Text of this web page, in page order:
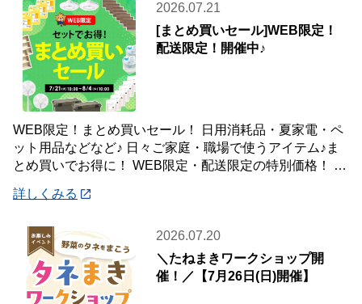
2026.07.21
[まとめ買いセール]WEB限定！
配送限定！開催中♪
WEB限定！まとめ買いセール！ 日用消耗品・夏家電・ペ
ット用品などなど♪ 日々ご家庭・職場で使うアイテム♪ま
とめ買いでお得に！ WEB限定・配送限定の特別価格！ た
詳しくみる
2026.07.20
＼たねまきワークショップ開
催！／【7月26日(日)開催】